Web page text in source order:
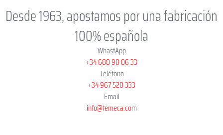
Desde 1963, apostamos por una fabricación
100% española
WhastApp
+34 680 90 06 33
Teléfono
+34 967 520 333
Email
info@temeca.com